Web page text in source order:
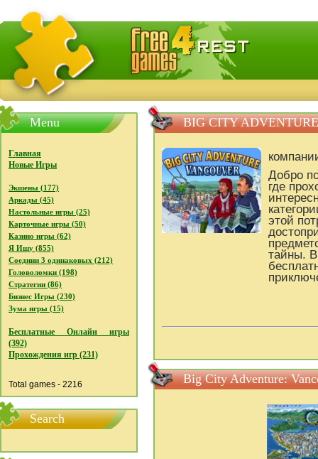
FreeGames4Rrest - Бесплатно скачать игры,
Menu
Главная
Новые Игры
Экшены (177)
Аркады (45)
Настольные игры (25)
Карточные игры (50)
Казино игры (62)
Я Ищу (855)
Соедини 3 одинаковых (212)
Головоломки (198)
Стратегии (86)
Бизнес Игры (230)
Зума игры (15)
Бесплатные Онлайн игры
(392)
Прохождения игр (231)
Total games - 2216
Search
BIG CITY
Добро
где
этой
тайны.
Big City Adventure: